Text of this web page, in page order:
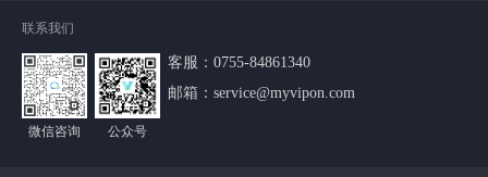
联系我们
微信咨询 公众号
客服：0755-84861340
邮箱：service@myvipon.com